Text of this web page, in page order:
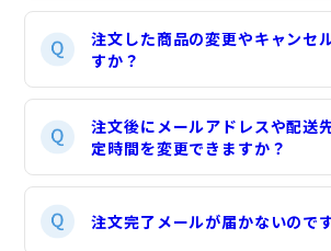
注文した商品の変更やキャンセ
すか？
注文後にメールアドレスや配送
定時間を変更できますか？
注文完了メールが届かないのです